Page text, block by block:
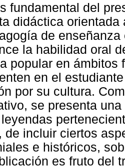
fundamental del
didáctica
de
la habilidad oral
popular en ámbitos
en el
por su cultura.
se presenta
de incluir ciertos
e históricos,
es fruto del